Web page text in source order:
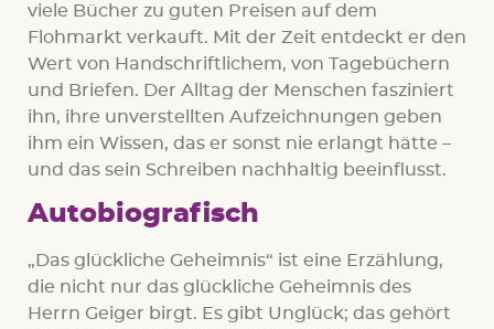
viele Bücher zu guten Preisen auf dem
Flohmarkt verkauft. Mit der Zeit entdeckt er den
Wert von Handschriftlichem, von Tagebüchern
und Briefen. Der Alltag der Menschen fasziniert
ihn, ihre unverstellten Aufzeichnungen geben
ihm ein Wissen, das er sonst nie erlangt hätte –
und das sein Schreiben nachhaltig beeinflusst.
Autobiografisch
„Das glückliche Geheimnis“ ist eine Erzählung,
die nicht nur das glückliche Geheimnis des
Herrn Geiger birgt. Es gibt Unglück; das gehört